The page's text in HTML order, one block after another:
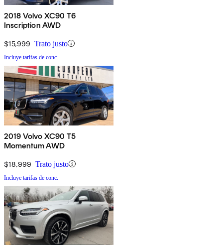
2018 Volvo XC90 T6
Inscription AWD
$15,999 Trato justo
Incluye tarifas de conc.
2019 Volvo XC90 T5
Momentum AWD
$18,999 Trato justo
Incluye tarifas de conc.